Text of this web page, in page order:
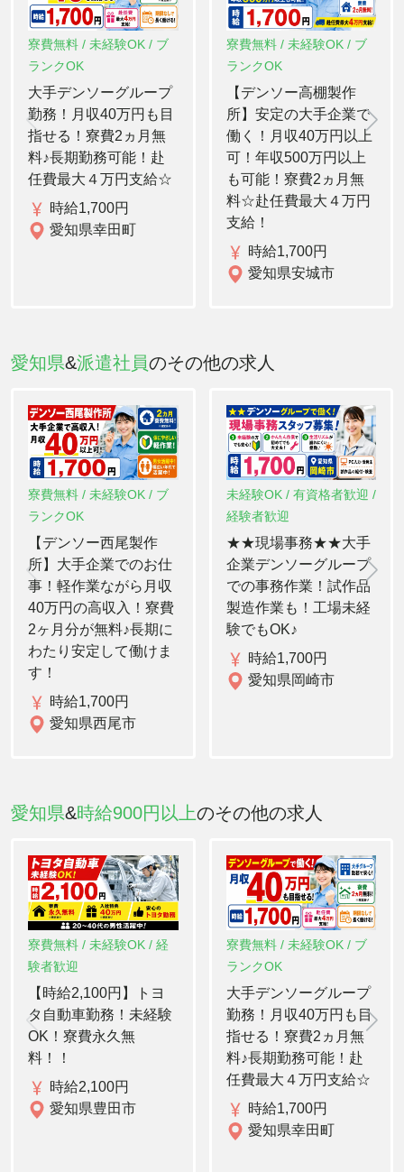
寮費無料 / 未経験OK / ブ
ランクOK
大手デンソーグループ
勤務！月収40万円も目
指せる！寮費2ヵ月無
料♪長期勤務可能！赴
任費最大４万円支給☆
時給1,700円
愛知県幸田町
寮費無料 / 未経験OK / ブ
ランクOK
【デンソー高棚製作
所】安定の大手企業で
働く！月収40万円以上
可！年収500万円以上
も可能！寮費2ヵ月無
料☆赴任費最大４万円
支給！
時給1,700円
愛知県安城市
愛知県&派遣社員のその他の求人
寮費無料 / 未経験OK / ブ
ランクOK
【デンソー西尾製作
所】大手企業でのお仕
事！軽作業ながら月収
40万円の高収入！寮費
2ヶ月分が無料♪長期に
わたり安定して働けま
す！
時給1,700円
愛知県西尾市
未経験OK / 有資格者歓迎 /
経験者歓迎
★★現場事務★★大手
企業デンソーグループ
での事務作業！試作品
製造作業も！工場未経
験でもOK♪
時給1,700円
愛知県岡崎市
愛知県&時給900円以上のその他の求人
寮費無料 / 未経験OK / 経
験者歓迎
【時給2,100円】トヨ
タ自動車勤務！未経験
OK！寮費永久無
料！！
時給2,100円
愛知県豊田市
寮費無料 / 未経験OK / ブ
ランクOK
大手デンソーグループ
勤務！月収40万円も目
指せる！寮費2ヵ月無
料♪長期勤務可能！赴
任費最大４万円支給☆
時給1,700円
愛知県幸田町